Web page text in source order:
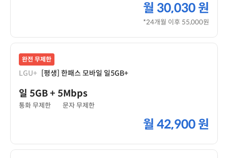
월 30,030 원
*24개월 이후 55,000원
완전 무제한
LGU+ [평생] 한패스 모바일 일5GB+
일 5GB+ 5Mbps
통화 무제한 문자 무제한
월 42,900 원